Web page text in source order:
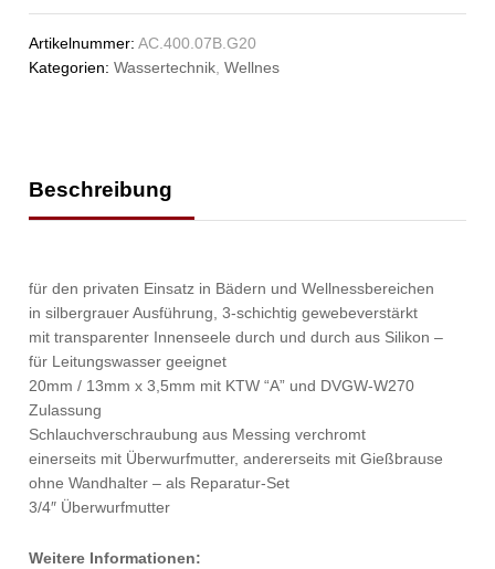
Artikelnummer:AC.400.07B.G20
Kategorien:Wassertechnik,Wellnes
Beschreibung
für den privaten Einsatz in Bädern und Wellnessbereichen
in silbergrauer Ausführung, 3-schichtig gewebeverstärkt
mit transparenter Innenseele durch und durch aus Silikon –
für Leitungswasser geeignet
20mm / 13mm x 3,5mm mit KTW “A” und DVGW-W270
Zulassung
Schlauchverschraubung aus Messing verchromt
einerseits mit Überwurfmutter, andererseits mit Gießbrause
ohne Wandhalter – als Reparatur-Set
3/4″ Überwurfmutter
Weitere Informationen: